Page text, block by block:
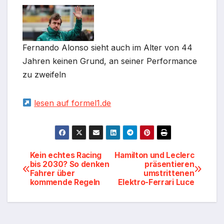
Fernando Alonso sieht auch im Alter von 44
Jahren keinen Grund, an seiner Performance
zu zweifeln
lesen auf formel1.de
Beitragsnavigation
Hamilton und Leclerc
präsentieren
umstrittenen
Elektro-Ferrari Luce
Kein echtes Racing
bis 2030? So denken
Fahrer über
kommende Regeln